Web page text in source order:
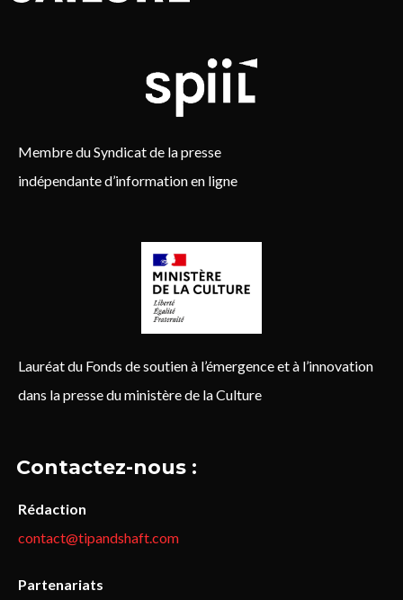
Membre du Syndicat de la presse
indépendante d’information en ligne
Lauréat du Fonds de soutien à l’émergence et à l’innovation
dans la presse du ministère de la Culture
Contactez-nous :
Rédaction
contact@tipandshaft.com
Partenariats